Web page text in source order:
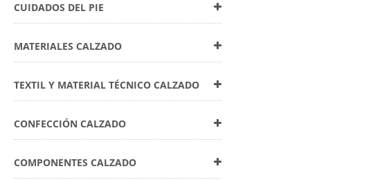
CUIDADOS DEL PIE
MATERIALES CALZADO
TEXTIL Y MATERIAL TÉCNICO CALZADO
CONFECCIÓN CALZADO
COMPONENTES CALZADO